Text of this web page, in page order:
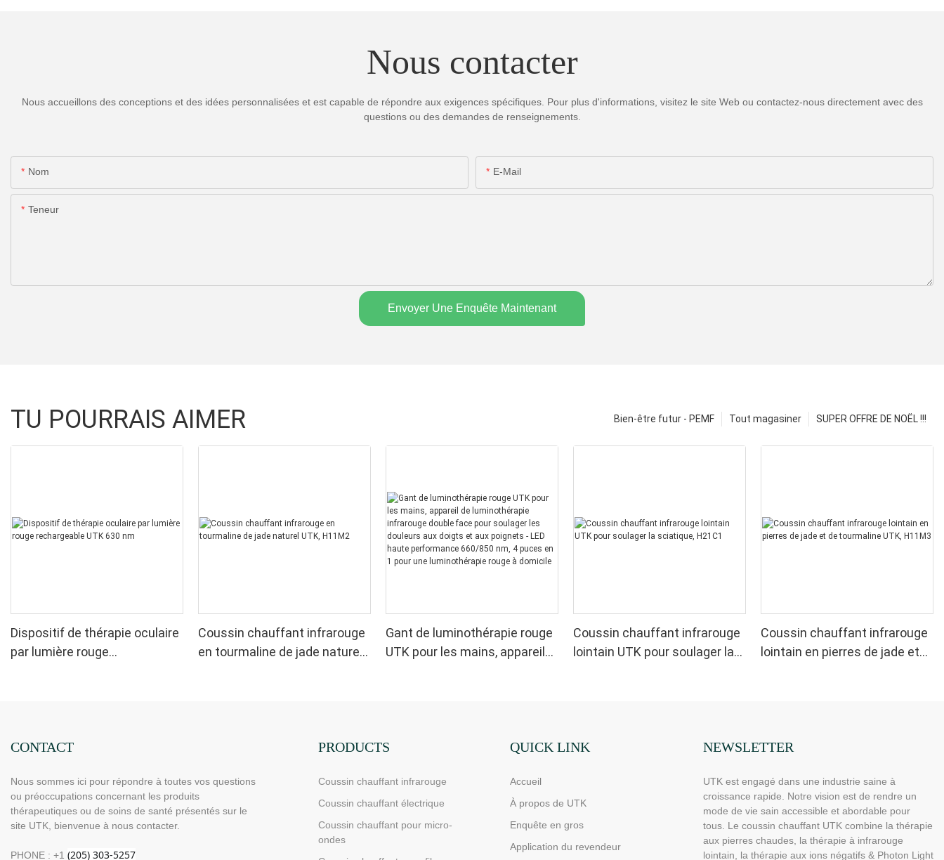
Nous contacter
Nous accueillons des conceptions et des idées personnalisées et est capable de répondre aux exigences spécifiques. Pour plus d'informations, visitez le site Web ou contactez-nous directement avec des
questions ou des demandes de renseignements.
Nom E-Mail
Teneur
Envoyer Une Enquête Maintenant
TU POURRAIS AIMER SUPER OFFRE DE NOËL !!!
Tout magasiner
Bien-être futur - PEMF
Dispositif de thérapie oculaire
par lumière rouge
Coussin chauffant infrarouge
en tourmaline de jade naturel
Gant de luminothérapie rouge
UTK pour les mains, appareil
performance 660/850 nm, 4
luminothérapie rouge à
domicile
Coussin chauffant infrarouge
lointain UTK pour soulager la
Coussin chauffant infrarouge
lointain en pierres de jade et
CONTACT
Nous sommes ici pour répondre à toutes vos questions
ou préoccupations concernant les produits
thérapeutiques ou de soins de santé présentés sur le
site UTK, bienvenue à nous contacter.
PHONE : +1
PRODUCTS
Coussin chauffant infrarouge
Coussin chauffant électrique
Coussin chauffant pour micro-
ondes
QUICK LINK
Accueil
À propos de UTK
Enquête en gros
Application du revendeur
NEWSLETTER
UTK est engagé dans une industrie saine à
croissance rapide. Notre vision est de rendre un
mode de vie sain accessible et abordable pour
tous. Le coussin chauffant UTK combine la thérapie
aux pierres chaudes, la thérapie à infrarouge
lointain, la thérapie aux ions négatifs & Photon Light